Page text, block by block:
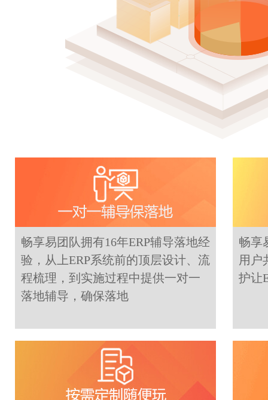
畅享易团队拥有16年ERP辅导落地经
验，从上ERP系统前的顶层设计、流
程梳理，到实施过程中提供一对一
落地辅导，确保落地
畅享
用户
护让